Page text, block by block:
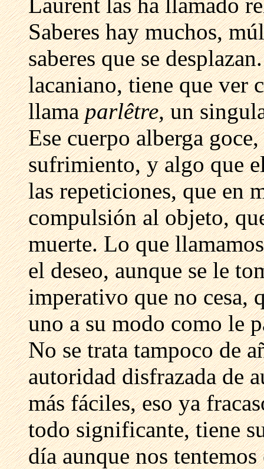
Saberes hay muchos,
saberes que se
lacaniano, tiene que ver
llamaparlêtre,un
Ese cuerpo alberga
sufrimiento, y algo que
las repeticiones, que en
compulsión al objeto,
muerte. Lo que
el deseo, aunque se le
imperativo que no cesa,
uno a su modo como le
No se trata tampoco de
autoridad disfrazada de
más fáciles, eso ya
todo significante, tiene
día aunque nos